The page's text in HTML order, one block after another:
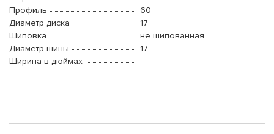
Профиль
60
Диаметр диска
17
Шиповка
не шипованная
Диаметр шины
17
Ширина в дюймах
-